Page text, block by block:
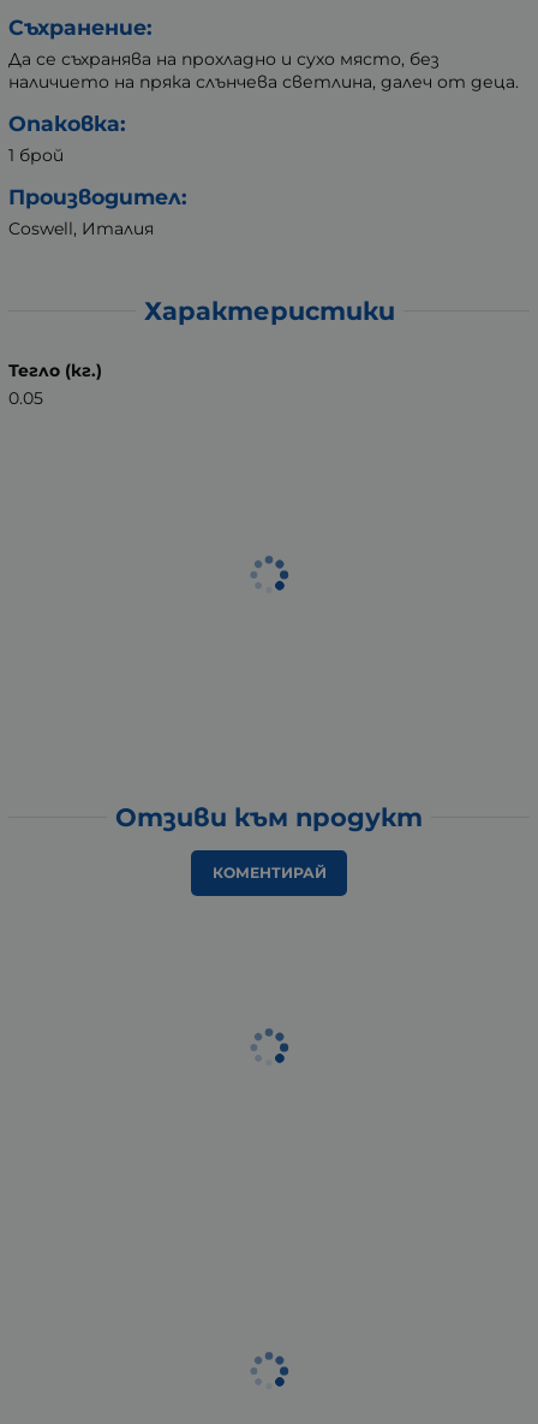
Съхранение:
Да се съхранява на прохладно и сухо място, без
наличието на пряка слънчева светлина, далеч от деца.
Опаковка:
1 брой
Производител:
Coswell, Италия
Характеристики
Тегло (кг.)
0.05
Отзиви към продукт
КОМЕНТИРАЙ